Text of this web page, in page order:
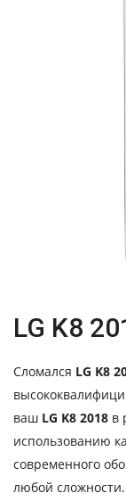
LG K8
Сломался LG K8
ваш LG K8 2018 в
использованию
современного
любой